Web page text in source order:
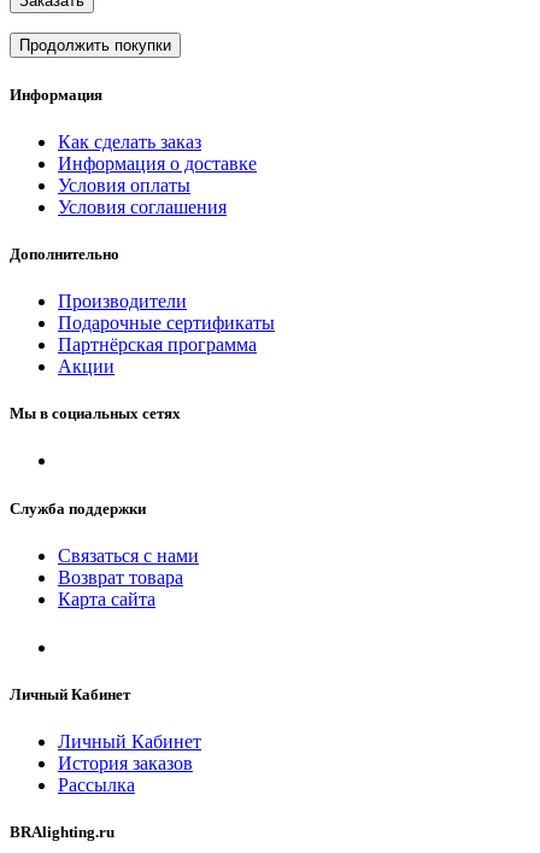
Продолжить покупки
Информация
Как сделать заказ
Информация о доставке
Условия оплаты
Условия соглашения
Дополнительно
Производители
Подарочные сертификаты
Партнёрская программа
Акции
Мы в социальных сетях
Служба поддержки
Связаться с нами
Возврат товара
Карта сайта
Личный Кабинет
Личный Кабинет
История заказов
Рассылка
BRAlighting.ru